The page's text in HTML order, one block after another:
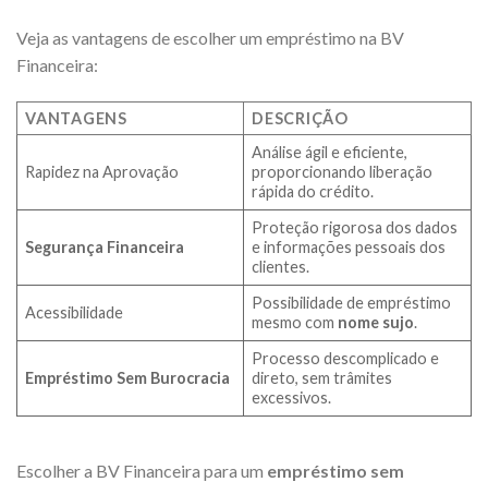
Veja as vantagens de escolher um empréstimo na BV
Financeira:
VANTAGENS DESCRIÇÃO
Rapidez na Aprovação
Análise ágil e eficiente,
proporcionando liberação
rápida do crédito.
Segurança Financeira
Proteção rigorosa dos dados
e informações pessoais dos
clientes.
Acessibilidade
Possibilidade de empréstimo
mesmo com nome sujo.
Empréstimo Sem Burocracia
Processo descomplicado e
direto, sem trâmites
excessivos.
Escolher a BV Financeira para um empréstimo sem